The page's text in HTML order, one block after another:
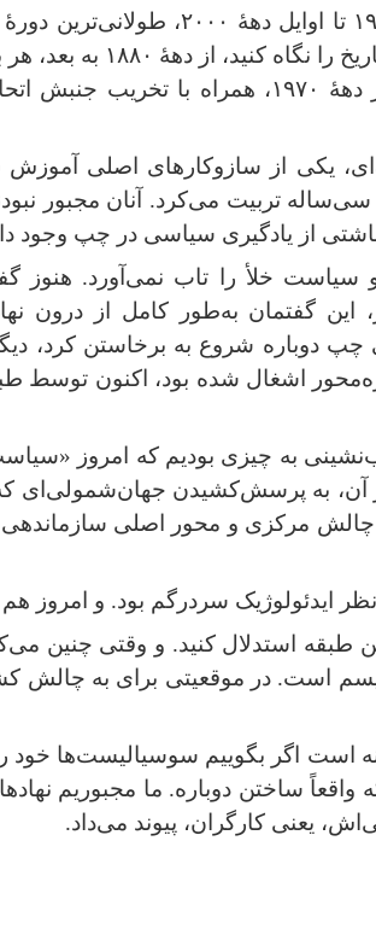
تا اوایل دههٔ ۲۰۰۰، طولانی‌ترین
را نگاه کنید، از دههٔ ۱۸۸۰ به بعد،
دههٔ ۱۹۷۰، همراه با تخریب جنبش
یکی از سازوکارهای اصلی
تربیت می‌کرد. آنان مجبور
از یادگیری سیاسی در چپ
خلأ را تاب نمی‌آورد. هنوز
این گفتمان به‌طور کامل از درون
دوباره شروع به برخاستن کرد،
اشغال شده بود، اکنون توسط
به چیزی بودیم که امروز
آن، به پرسش‌کشیدن جهان‌شمولی‌ای
چالش مرکزی و محور اصلی
ایدئولوژیک سردرگم بود. و امروز
استدلال کنید. و وقتی چنین
است. در موقعیتی برای به چالش
است اگر بگوییم سوسیالیست‌ها خود
ساختن دوباره. ما مجبوریم
یعنی کارگران، پیوند می‌داد.